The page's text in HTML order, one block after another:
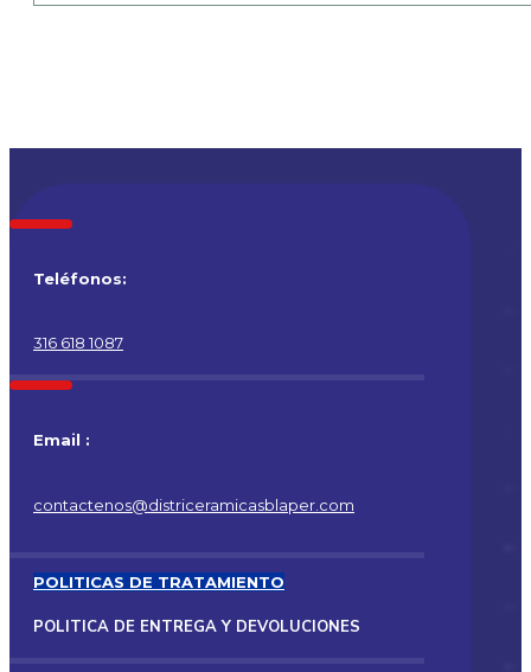
Teléfonos:
316 618 1087
Email :
contactenos@districeramicasblaper.com
POLITICAS DE TRATAMIENTO
POLITICA DE ENTREGA Y DEVOLUCIONES